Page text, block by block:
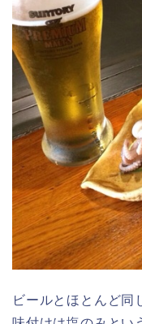
ビールとほとんど同